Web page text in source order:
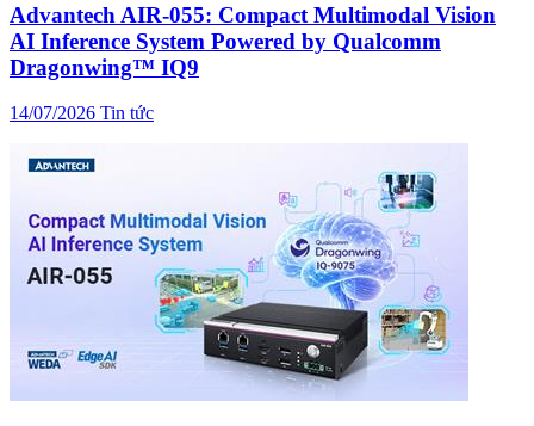
Advantech AIR-055: Compact Multimodal Vision
AI Inference System Powered by Qualcomm
Dragonwing™ IQ9
14/07/2026 Tin tức